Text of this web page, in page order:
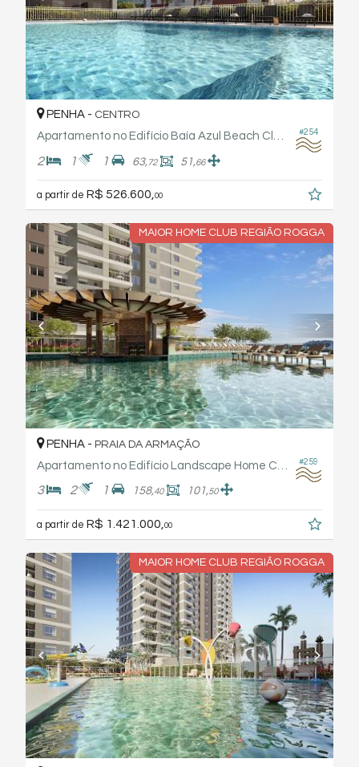
#254
PENHA - CENTRO
Apartamento no Edifício Baía Azul Beach Club - Rogga
2 1 1 63,72 51,66
a partir de R$ 526.600,00
MAIOR HOME CLUB REGIÃO ROGGA
#259
PENHA - PRAIA DA ARMAÇÃO
3 2 1 158,40 101,50
a partir de R$ 1.421.000, 00
MAIOR HOME CLUB REGIÃO ROGGA